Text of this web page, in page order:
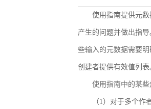
使用指南提供元
产生的问题并做出指
些输入的元数据需要
创建者提供有效值列表
使用指南中的某
（1）对于多个作